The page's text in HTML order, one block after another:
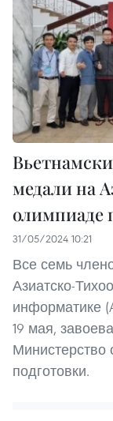
медали на
олимпиаде
31/05/2024 10:21
Все семь
Азиатско-
информатике
19 мая,
Министерство
подготовки.